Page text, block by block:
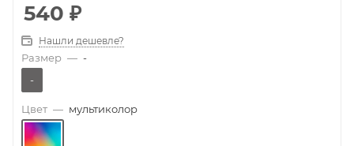
540 ₽
Нашли дешевле?
Размер — -
-
Цвет — мультиколор